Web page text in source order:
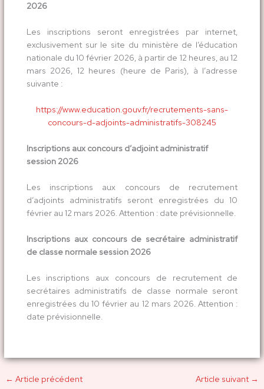
2026
Les inscriptions seront enregistrées par internet,
exclusivement sur le site du ministère de l’éducation
nationale du 10 février 2026, à partir de 12 heures, au 12
mars 2026, 12 heures (heure de Paris), à l’adresse
suivante :
https://www.education.gouv.fr/recrutements-sans-
concours-d-adjoints-administratifs-308245
Inscriptions aux concours d’adjoint administratif
session 2026
Les inscriptions aux concours de recrutement
d’adjoints administratifs seront enregistrées du 10
février au 12 mars 2026. Attention : date prévisionnelle.
Inscriptions aux concours de secrétaire administratif
de classe normale session 2026
Les inscriptions aux concours de recrutement de
secrétaires administratifs de classe normale seront
enregistrées du 10 février au 12 mars 2026. Attention :
date prévisionnelle.
← Article précédent Article suivant →